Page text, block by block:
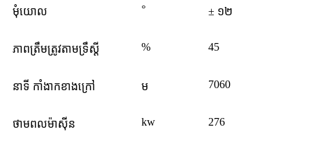
មុំយោល ° ± ១២
ភាពត្រឹមត្រូវតាមទ្រឹស្តី % 45
នាទី កាំងាកខាងក្រៅ ម 7060
ថាមពលម៉ាស៊ីន kw 276